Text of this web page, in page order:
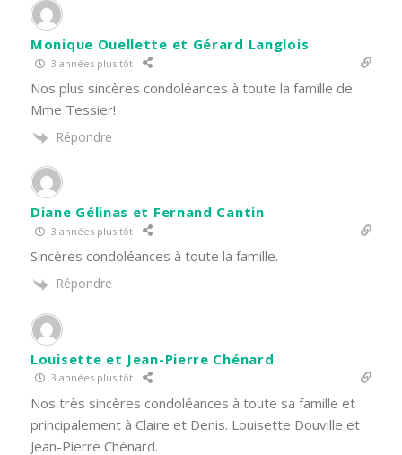
Monique Ouellette et Gérard Langlois
3 années plus tôt
Nos plus sincères condoléances à toute la famille de
Mme Tessier!
Répondre
Diane Gélinas et Fernand Cantin
3 années plus tôt
Sincères condoléances à toute la famille.
Répondre
Louisette et Jean-Pierre Chénard
3 années plus tôt
Nos très sincères condoléances à toute sa famille et
principalement à Claire et Denis. Louisette Douville et
Jean-Pierre Chénard.